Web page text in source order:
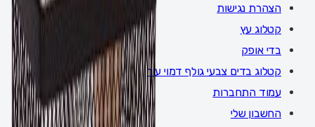
הצהרת נגישות
קטלוג עץ
בדי אופק
קטלוג בדים צבעי גולף דמוי עור
עמוד התחברות
החשבון שלי